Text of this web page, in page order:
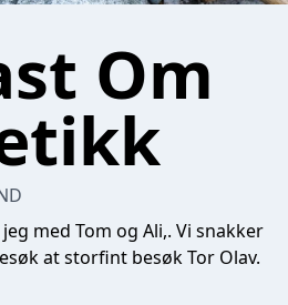
Om
med Tom og Ali,. Vi snakker
at storfint besøk Tor Olav.